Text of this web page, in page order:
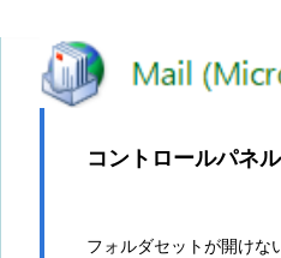
コントロールパネ
フォルダセットが開けな